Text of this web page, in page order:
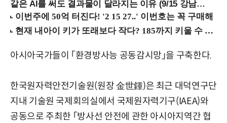
같은 AI를 써도 결과물이 달라지는 이유 (9/15 강남역)
아시아국가들이 「환경방사능 공동감시망」을 구축한다.
한국원자력안전기술원(원장 金世鍾)은 최근 대덕연구단
지내 기술원 국제회의실에서 국제원자력기구(IAEA)와
공동으로 주최한 「방사선 안전에 관한 아시아지역간 협